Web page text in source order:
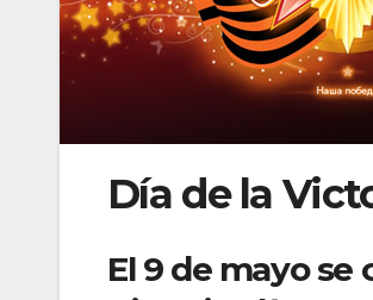
Día de la
El 9 de mayo se